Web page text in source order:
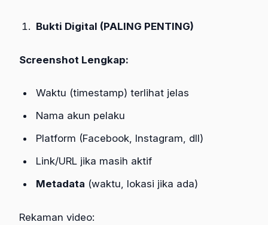
Bukti Digital (PALING PENTING)
Screenshot Lengkap:
Waktu (timestamp) terlihat jelas
Nama akun pelaku
Platform (Facebook, Instagram, dll)
Link/URL jika masih aktif
Metadata (waktu, lokasi jika ada)
Rekaman video: